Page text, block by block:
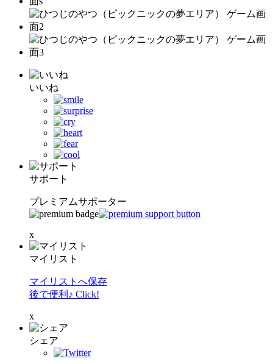
いいね
サポート
プレミアムサポーター
x
マイリスト
マイリストへ保存
後で便利♪ Click!
x
シェア